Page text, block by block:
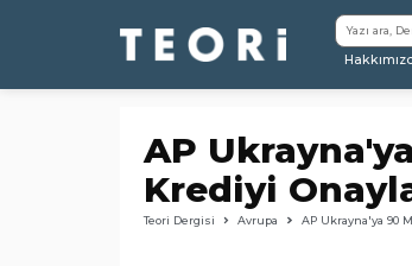
AP
Krediyi
Teori Dergisi Avrupa AP Ukrayna'ya 90